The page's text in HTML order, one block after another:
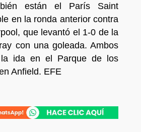
están el París Saint
en la ronda anterior contra
que levantó el 1-0 de la
con una goleada. Ambos
ida en el Parque de los
Anfield. EFE